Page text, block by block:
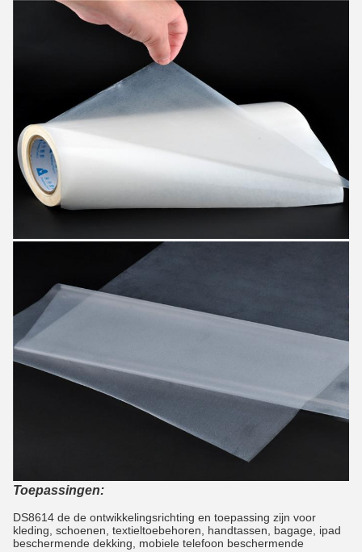
Toepassingen:
DS8614 de de ontwikkelingsrichting en toepassing zijn voor
kleding, schoenen, textieltoebehoren, handtassen, bagage, ipad
beschermende dekking, mobiele telefoon beschermende